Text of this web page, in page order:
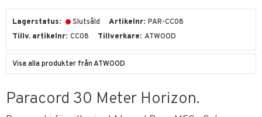
Lagerstatus Slutsåld Artikelnr PAR-CC08
Tillv. artikelnr CC08 Tillverkare ATWOOD
Visa alla produkter från ATWOOD
Paracord 30 Meter Horizon.